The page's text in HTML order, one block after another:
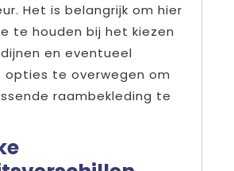
Het is belangrijk om hier
te houden bij het kiezen
en eventueel
te overwegen om
raambekleding te